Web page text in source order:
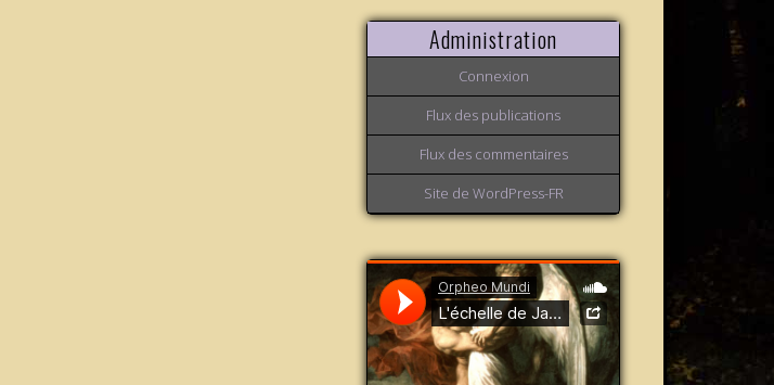
Administration
Connexion
Flux des publications
Flux des commentaires
Site de WordPress-FR